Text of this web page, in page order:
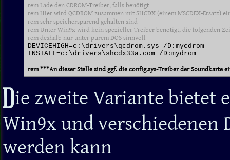
rem Lade den CDROM-Treiber, falls benötigt
rem Hier wird QCDROM zusammen mit SHCDX (einem MSCDEX-Ersatz)
rem sehr speichersparend gehalten sind
rem Unter Win9x wird kein spezieller Treiber benötigt, die folgenden
rem deshalb nur unter purem DOS sinnvoll
DEVICEHIGH=c:\drivers\qcdrom.sys /D:mycdrom
INSTALL=c:\drivers\shcdx33a.com /D:mydrom
rem ***An dieser Stelle sind ggf. die config.sys-Treiber der Soundkarte
Die zweite Variante bietet
Win9x und verschiedenen
werden kann